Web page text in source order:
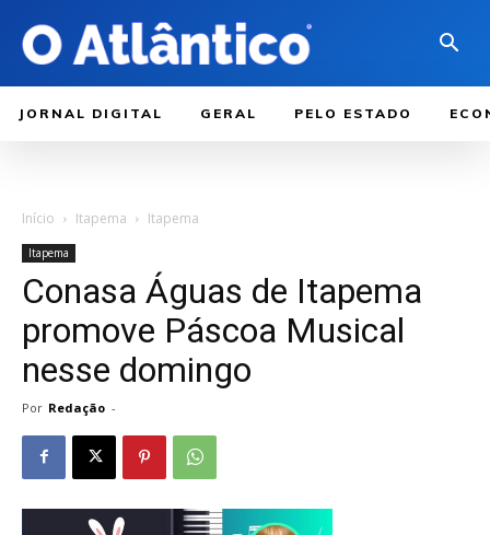
JORNAL DIGITAL GERAL PELO ESTADO
Início Itapema Itapema
Itapema
Conasa Águas de Itapema
promove Páscoa Musical
nesse domingo
Por Redação -